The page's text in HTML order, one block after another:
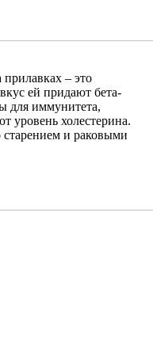
прилавках – это
ей придают бета-
для иммунитета,
уровень холестерина.
старением и раковыми